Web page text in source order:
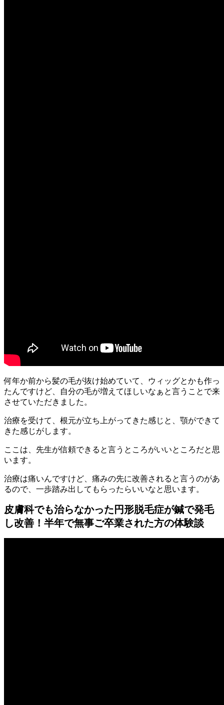
何年か前から髪の毛が抜け始めていて、ウィッグとかも作っ
たんですけど、自分の毛が増えてほしいなぁと言うことで来
させていただきました。
治療を受けて、根元が立ち上がってきた感じと、顎ができて
きた感じがします。
ここは、先生が信頼できると言うところがいいところだと思
います。
治療は痛いんですけど、痛みの先に改善されると言うのがあ
るので、一歩踏み出してもらったらいいなと思います。
皮膚科でも治らなかった円形脱毛症が鍼で発毛
し改善！半年で無事ご卒業された方の体験談